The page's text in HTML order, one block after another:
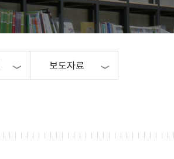
보도자료